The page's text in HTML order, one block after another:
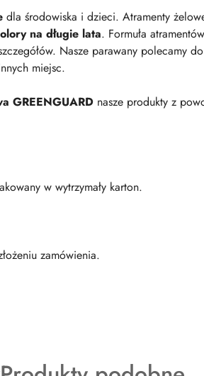
dla środowiska i dzieci. Atramenty
na długie lata. Formuła
Nasze parawany polecamy
miejsc.
GREENGUARD nasze produkty z
w wytrzymały karton.
zamówienia.